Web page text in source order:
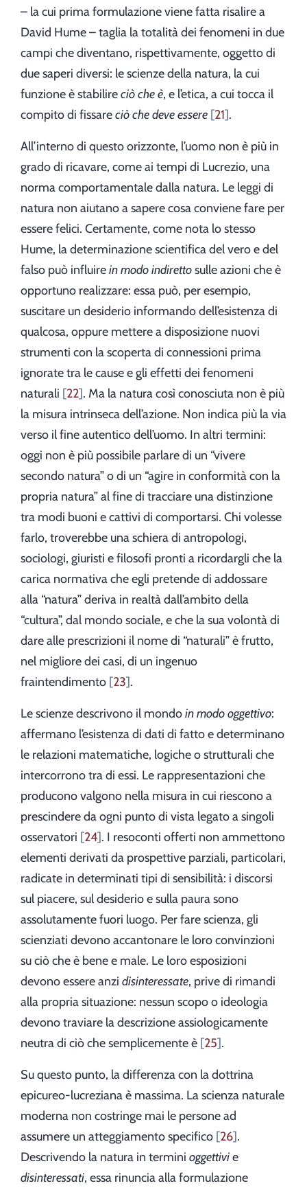
– la cui prima formulazione viene fatta risalire a
David Hume – taglia la totalità dei fenomeni in due
campi che diventano, rispettivamente, oggetto di
due saperi diversi: le scienze della natura, la cui
funzione è stabilireciò che è, e l’etica, a cui tocca il
compito di fissareciò che deve essere 21 .
All’interno di questo orizzonte, l’uomo non è più in
grado di ricavare, come ai tempi di Lucrezio, una
norma comportamentale dalla natura. Le leggi di
natura non aiutano a sapere cosa conviene fare per
essere felici. Certamente, come nota lo stesso
Hume, la determinazione scientifica del vero e del
falso può influirein modo indirettosulle azioni che è
opportuno realizzare: essa può, per esempio,
suscitare un desiderio informando dell’esistenza di
qualcosa, oppure mettere a disposizione nuovi
strumenti con la scoperta di connessioni prima
ignorate tra le cause e gli effetti dei fenomeni
naturali 22 . Ma la natura così conosciuta non è più
la misura intrinseca dell’azione. Non indica più la via
verso il fine autentico dell’uomo. In altri termini:
oggi non è più possibile parlare di un “vivere
secondo natura” o di un “agire in conformità con la
propria natura” al fine di tracciare una distinzione
tra modi buoni e cattivi di comportarsi. Chi volesse
farlo, troverebbe una schiera di antropologi,
sociologi, giuristi e filosofi pronti a ricordargli che la
carica normativa che egli pretende di addossare
alla “natura” deriva in realtà dall’ambito della
“cultura”, dal mondo sociale, e che la sua volontà di
dare alle prescrizioni il nome di “naturali” è frutto,
nel migliore dei casi, di un ingenuo
fraintendimento 23 .
Le scienze descrivono il mondoin modooggettivo:
affermano l’esistenza di dati di fatto e determinano
le relazioni matematiche, logiche o strutturali che
intercorrono tra di essi. Le rappresentazioni che
producono valgono nella misura in cui riescono a
prescindere da ogni punto di vista legato a singoli
osservatori 24 . I resoconti offerti non ammettono
elementi derivati da prospettive parziali, particolari,
radicate in determinati tipi di sensibilità: i discorsi
sul piacere, sul desiderio e sulla paura sono
assolutamente fuori luogo. Per fare scienza, gli
scienziati devono accantonare le loro convinzioni
su ciò che è bene e male. Le loro esposizioni
devono essere anzi disinteressate, prive di rimandi
alla propria situazione: nessun scopo o ideologia
devono traviare la descrizione assiologicamente
neutra di ciò che semplicemente è 25 .
Su questo punto, la differenza con la dottrina
epicureo-lucreziana è massima. La scienza naturale
moderna non costringe mai le persone ad
assumere un atteggiamento specifico 26 .
Descrivendo la natura in termini oggettivie
disinteressati, essa rinuncia alla formulazione